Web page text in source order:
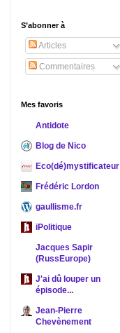
S’abonner à
Articles
Commentaires
Mes favoris
Antidote
Blog de Nico
Eco(dé)mystificateur
Frédéric Lordon
gaullisme.fr
iPolitique
Jacques Sapir
(RussEurope)
J'ai dû louper un
épisode...
Jean-Pierre
Chevènement